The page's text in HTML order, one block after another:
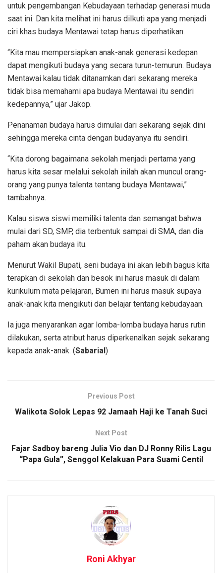
untuk pengembangan Kebudayaan terhadap generasi muda
saat ini. Dan kita melihat ini harus diIkuti apa yang menjadi
ciri khas budaya Mentawai tetap harus diperhatikan.
“Kita mau mempersiapkan anak-anak generasi kedepan
dapat mengikuti budaya yang secara turun-temurun. Budaya
Mentawai kalau tidak ditanamkan dari sekarang mereka
tidak bisa memahami apa budaya Mentawai itu sendiri
kedepannya,” ujar Jakop.
Penanaman budaya harus dimulai dari sekarang sejak dini
sehingga mereka cinta dengan budayanya itu sendiri.
“Kita dorong bagaimana sekolah menjadi pertama yang
harus kita sesar melalui sekolah inilah akan muncul orang-
orang yang punya talenta tentang budaya Mentawai,”
tambahnya.
Kalau siswa siswi memiliki talenta dan semangat bahwa
mulai dari SD, SMP, dia terbentuk sampai di SMA, dan dia
paham akan budaya itu.
Menurut Wakil Bupati, seni budaya ini akan lebih bagus kita
terapkan di sekolah dan besok ini harus masuk di dalam
kurikulum mata pelajaran, Bumen ini harus masuk supaya
anak-anak kita mengikuti dan belajar tentang kebudayaan.
Ia juga menyarankan agar lomba-lomba budaya harus rutin
dilakukan, serta atribut harus diperkenalkan sejak sekarang
kepada anak-anak. (Sabarial)
Previous Post
Walikota Solok Lepas 92 Jamaah Haji ke Tanah Suci
Next Post
Fajar Sadboy bareng Julia Vio dan DJ Ronny Rilis Lagu
“Papa Gula”, Senggol Kelakuan Para Suami Centil
Roni Akhyar